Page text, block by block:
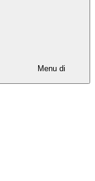
Menu di